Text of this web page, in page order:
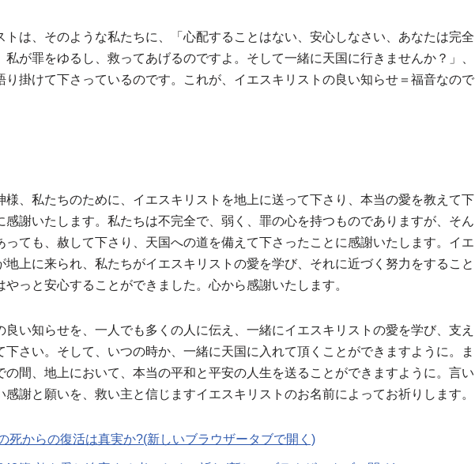
トは、そのような私たちに、「心配することはない、安心しなさい、あなたは完全
私が罪をゆるし、救ってあげるのですよ。そして一緒に天国に行きませんか？」、
り掛けて下さっているのです。これが、イエスキリストの良い知らせ＝福音なので
様、私たちのために、イエスキリストを地上に送って下さり、本当の愛を教えて下
感謝いたします。私たちは不完全で、弱く、罪の心を持つものでありますが、そん
っても、赦して下さり、天国への道を備えて下さったことに感謝いたします。イエ
地上に来られ、私たちがイエスキリストの愛を学び、それに近づく努力をすること
やっと安心することができました。心から感謝いたします。
良い知らせを、一人でも多くの人に伝え、一緒にイエスキリストの愛を学び、支え
下さい。そして、いつの時か、一緒に天国に入れて頂くことができますように。ま
の間、地上において、本当の平和と平安の人生を送ることができますように。言い
感謝と願いを、救い主と信じますイエスキリストのお名前によってお祈りします。
死からの復活は真実か?(新しいブラウザータブで開く)